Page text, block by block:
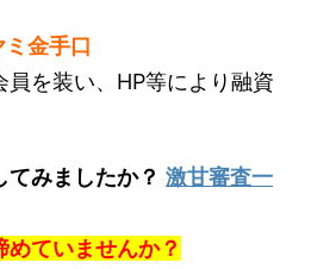
金手口
員を装い、HP等により融資
みましたか？ 激甘審査一
ていませんか？